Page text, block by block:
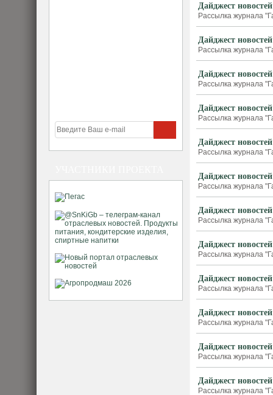
Дайджест
Рассылка журнала
Дайджест
Рассылка журнала
Дайджест
Рассылка журнала
Дайджест
Рассылка журнала
Дайджест
Рассылка журнала
Дайджест
Рассылка журнала
Дайджест
Рассылка журнала
Дайджест
Рассылка журнала
Дайджест
Рассылка журнала
Дайджест
Рассылка журнала
Дайджест
Рассылка журнала
Дайджест
Рассылка журнала